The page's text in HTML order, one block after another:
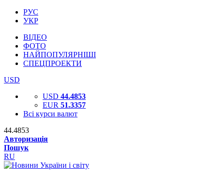
РУС
УКР
ВІДЕО
ФОТО
НАЙПОПУЛЯРНІШІ
СПЕЦПРОЕКТИ
USD
USD 44.4853
EUR 51.3357
Всі курси валют
44.4853
Авторизація
Пошук
RU